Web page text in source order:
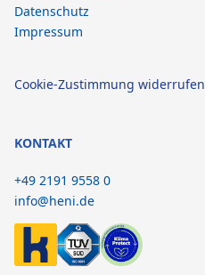
Datenschutz
Impressum
Cookie-Zustimmung widerrufen
KONTAKT
+49 2191 9558 0
info@heni.de